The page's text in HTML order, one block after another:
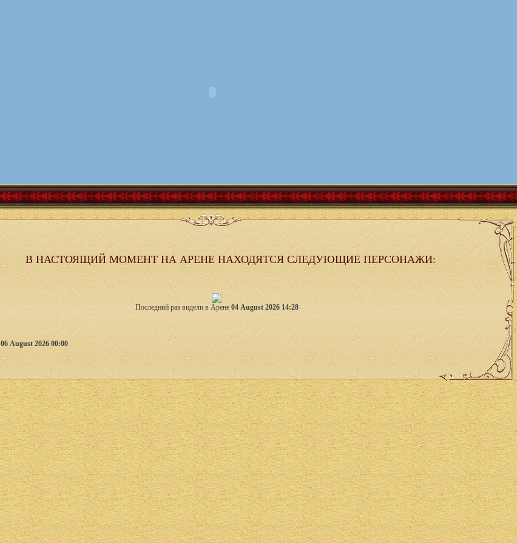
В НАСТОЯЩИЙ МОМЕНТ НА АРЕНЕ НАХОДЯТСЯ СЛЕДУЮЩИЕ ПЕРСОНАЖИ:
Последний раз видели в Арене 04 August 2026 14:28
06 August 2026 00:00